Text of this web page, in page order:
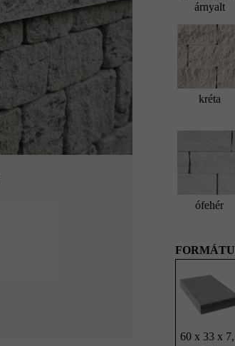
árnyalt
kréta
ófehér
60 x 33 x